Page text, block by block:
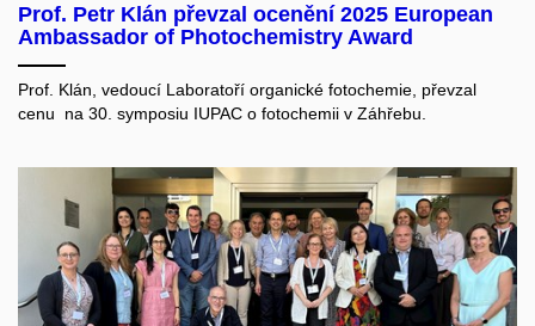
Prof. Petr Klán převzal ocenění 2025 European
Ambassador of Photochemistry Award
Prof. Klán, vedoucí Laboratoří organické fotochemie, převzal
cenu na 30. symposiu IUPAC o fotochemii v Záhřebu.